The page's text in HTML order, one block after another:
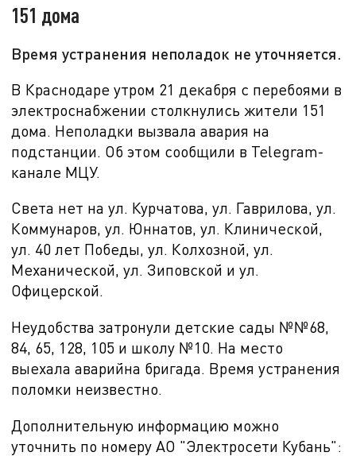
151 дома
Время устранения неполадок не уточняется.
В Краснодаре утром 21 декабря с перебоями в
электроснабжении столкнулись жители 151
дома. Неполадки вызвала авария на
подстанции. Об этом сообщили в Telegram-
канале МЦУ.
Света нет на ул. Курчатова, ул. Гаврилова, ул.
Коммунаров, ул. Юннатов, ул. Клинической,
ул. 40 лет Победы, ул. Колхозной, ул.
Механической, ул. Зиповской и ул.
Офицерской.
Неудобства затронули детские сады №№68,
84, 65, 128, 105 и школу №10. На место
выехала аварийна бригада. Время устранения
поломки неизвестно.
Дополнительную информацию можно
уточнить по номеру АО "Электросети Кубань":